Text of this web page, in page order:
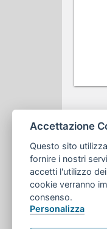
Accettazione
Questo sito
fornire i nostri
accetti l'utilizzo
cookie verranno
consenso.
Personalizza